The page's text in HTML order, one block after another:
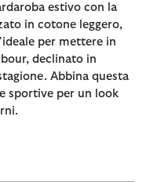
estivo con la
in cotone leggero,
per mettere in
declinato in
Abbina questa
sportive per un look